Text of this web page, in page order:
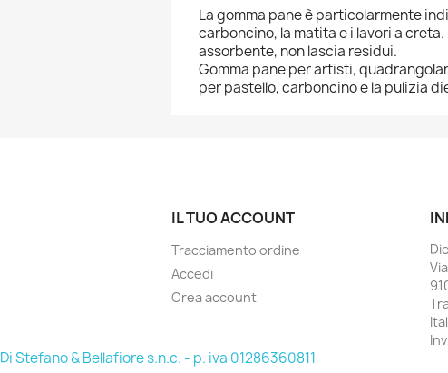
La gomma pane è particolarmente
carboncino, la matita e i lavori a
assorbente, non lascia residui.
Gomma pane per artisti,
per pastello, carboncino e la pulizia
IL TUO ACCOUNT
Tracciamento ordine
Accedi
Crea account
Di Stefano & Bellafiore s.n.c. - p. iva 01286360811